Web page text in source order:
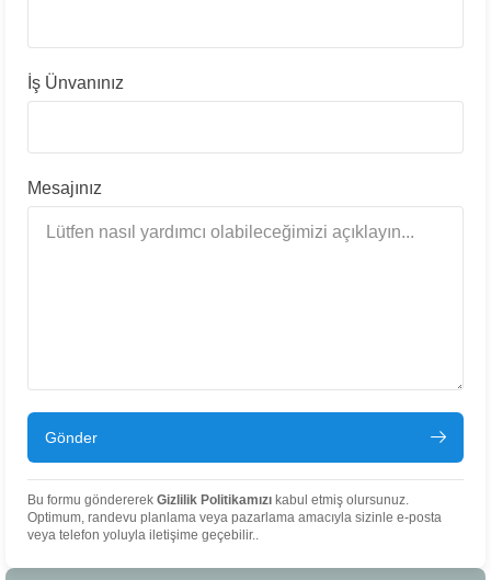
İş Ünvanınız
Mesajınız
Gönder
Bu formu göndererek Gizlilik Politikamızı kabul etmiş olursunuz.
Optimum, randevu planlama veya pazarlama amacıyla sizinle e-posta
veya telefon yoluyla iletişime geçebilir..